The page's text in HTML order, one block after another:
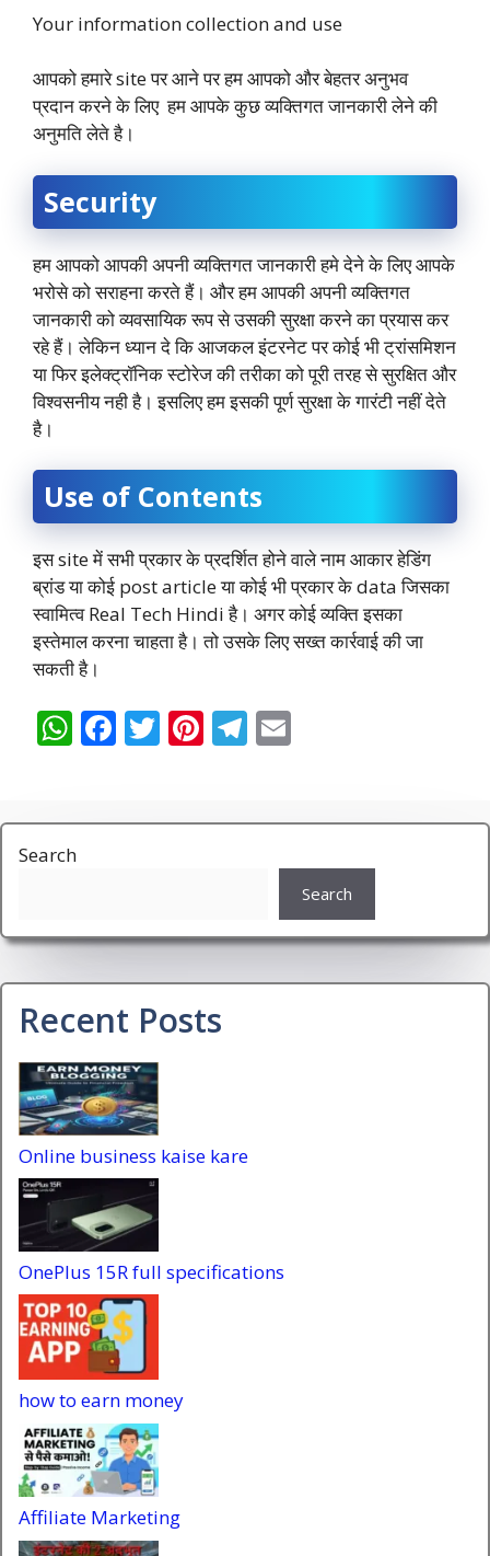
Your information collection and use
आपको हमारे site पर आने पर हम आपको और बेहतर अनुभव
प्रदान करने के लिए हम आपके कुछ व्यक्तिगत जानकारी लेने की
अनुमति लेते है।
Security
हम आपको आपकी अपनी व्यक्तिगत जानकारी हमे देने के लिए आपके
भरोसे को सराहना करते हैं। और हम आपकी अपनी व्यक्तिगत
जानकारी को व्यवसायिक रूप से उसकी सुरक्षा करने का प्रयास कर
रहे हैं। लेकिन ध्यान दे कि आजकल इंटरनेट पर कोई भी ट्रांसमिशन
या फिर इलेक्ट्रॉनिक स्टोरेज की तरीका को पूरी तरह से सुरक्षित और
विश्वसनीय नही है। इसलिए हम इसकी पूर्ण सुरक्षा के गारंटी नहीं देते
है।
Use of Contents
इस site में सभी प्रकार के प्रदर्शित होने वाले नाम आकार हेडिंग
ब्रांड या कोई post article या कोई भी प्रकार के data जिसका
स्वामित्व Real Tech Hindi है। अगर कोई व्यक्ति इसका
इस्तेमाल करना चाहता है। तो उसके लिए सख्त कार्रवाई की जा
सकती है।
W
h
s
A
p
F
ac
b
k
T
w
er
Pi
nt
e
T
el
gr l
Search
Search
Recent Posts
Online business kaise kare
OnePlus 15R full specifications
how to earn money
Affiliate Marketing